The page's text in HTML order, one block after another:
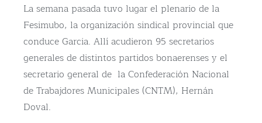
La semana pasada tuvo lugar el plenario de la
Fesimubo, la organización sindical provincial que
conduce Garcia. Allí acudieron 95 secretarios
generales de distintos partidos bonaerenses y el
secretario general de la Confederación Nacional
de Trabajdores Municipales (CNTM), Hernán
Doval.